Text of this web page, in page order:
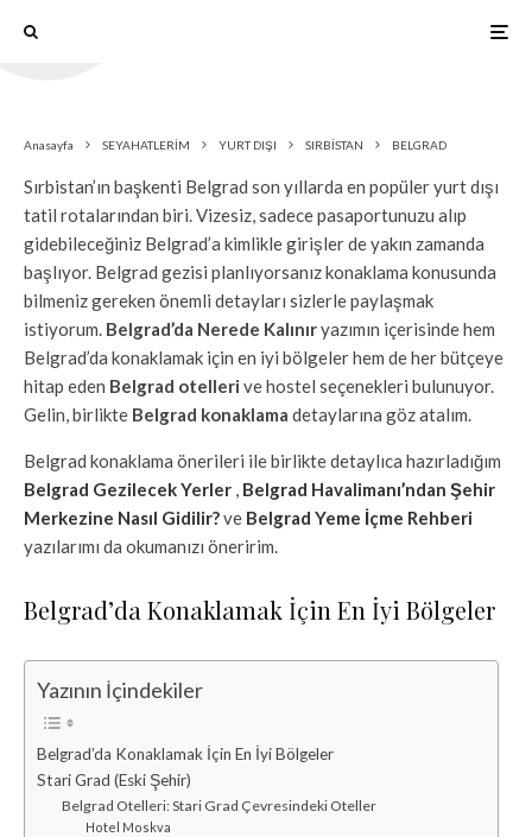
Anasayfa SEYAHATLERİM YURT DIŞI SIRBİSTAN BELGRAD
Sırbistan’ın başkenti Belgrad son yıllarda en popüler yurt dışı
tatil rotalarından biri. Vizesiz, sadece pasaportunuzu alıp
gidebileceğiniz Belgrad’a kimlikle girişler de yakın zamanda
başlıyor. Belgrad gezisi planlıyorsanız konaklama konusunda
bilmeniz gereken önemli detayları sizlerle paylaşmak
istiyorum. Belgrad’da Nerede Kalınıryazımın içerisinde hem
Belgrad’da konaklamak için en iyi bölgeler hem de her bütçeye
hitap eden Belgrad otelleri ve hostel seçenekleri bulunuyor.
Gelin, birlikte Belgrad konaklama detaylarına göz atalım.
Belgrad konaklama önerileri ile birlikte detaylıca hazırladığım
Belgrad Gezilecek Yerler , Belgrad Havalimanı’ndan Şehir
Merkezine Nasıl Gidilir?ve Belgrad Yeme İçme Rehberi
yazılarımı da okumanızı öneririm.
Belgrad’da Konaklamak İçin En İyi Bölgeler
Yazının İçindekiler
Belgrad’da Konaklamak İçin En İyi Bölgeler
Stari Grad (Eski Şehir)
Belgrad Otelleri: Stari Grad Çevresindeki Oteller
Hotel Moskva